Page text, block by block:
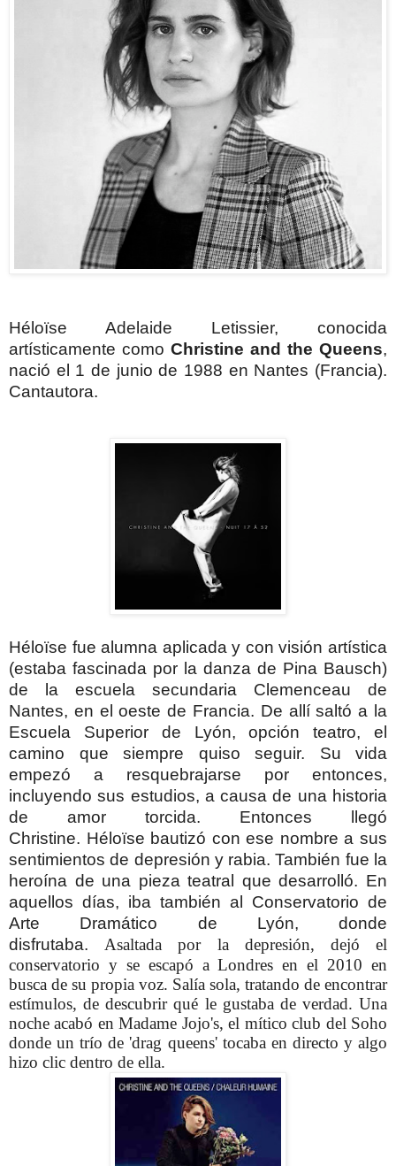
Héloïse Adelaide Letissier, conocida
artísticamente como Christine and the Queens,
nació el 1 de junio de 1988 en Nantes (Francia).
Cantautora.
Héloïse fue alumna aplicada y con visión artística
(estaba fascinada por la danza de Pina Bausch)
de la escuela secundaria Clemenceau de
Nantes, en el oeste de Francia. De allí saltó a la
Escuela Superior de Lyón, opción teatro, el
camino que siempre quiso seguir. Su vida
empezó a resquebrajarse por entonces,
incluyendo sus estudios, a causa de una historia
de amor torcida. Entonces llegó
Christine. Héloïse bautizó con ese nombre a sus
sentimientos de depresión y rabia. También fue la
heroína de una pieza teatral que desarrolló. En
aquellos días, iba también al Conservatorio de
Arte Dramático de Lyón, donde
disfrutaba. Asaltada por la depresión, dejó el
conservatorio y se escapó a Londres en el 2010 en
busca de su propia voz. Salía sola, tratando de encontrar
estímulos, de descubrir qué le gustaba de verdad. Una
noche acabó en Madame Jojo's, el mítico club del Soho
donde un trío de 'drag queens' tocaba en directo y algo
hizo clic dentro de ella.